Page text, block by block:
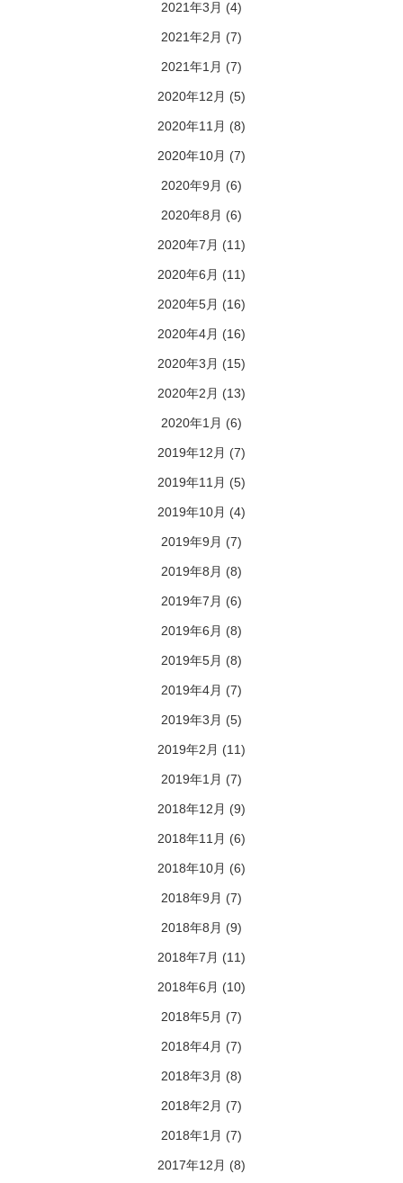
2021年3月 (4)
2021年2月 (7)
2021年1月 (7)
2020年12月 (5)
2020年11月 (8)
2020年10月 (7)
2020年9月 (6)
2020年8月 (6)
2020年7月 (11)
2020年6月 (11)
2020年5月 (16)
2020年4月 (16)
2020年3月 (15)
2020年2月 (13)
2020年1月 (6)
2019年12月 (7)
2019年11月 (5)
2019年10月 (4)
2019年9月 (7)
2019年8月 (8)
2019年7月 (6)
2019年6月 (8)
2019年5月 (8)
2019年4月 (7)
2019年3月 (5)
2019年2月 (11)
2019年1月 (7)
2018年12月 (9)
2018年11月 (6)
2018年10月 (6)
2018年9月 (7)
2018年8月 (9)
2018年7月 (11)
2018年6月 (10)
2018年5月 (7)
2018年4月 (7)
2018年3月 (8)
2018年2月 (7)
2018年1月 (7)
2017年12月 (8)